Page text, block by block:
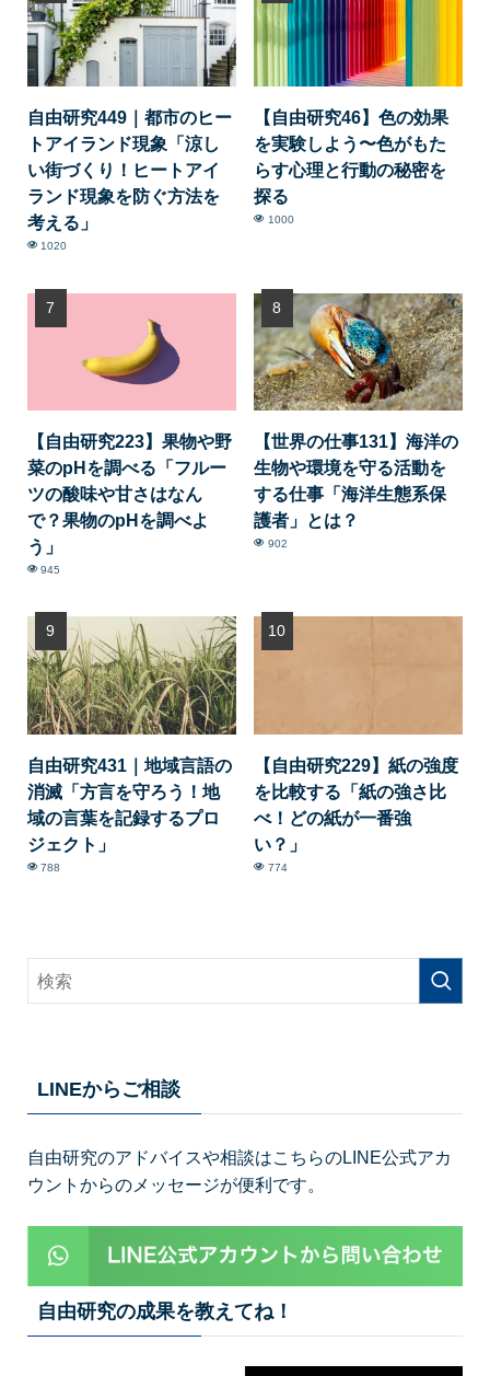
自由研究449｜都市のヒー
トアイランド現象「涼し
い街づくり！ヒートアイ
ランド現象を防ぐ方法を
考える」
1020
【自由研究46】色の効果
を実験しよう〜色がもた
らす心理と行動の秘密を
探る
1000
【自由研究223】果物や野
菜のpHを調べる「フルー
ツの酸味や甘さはなん
で？果物のpHを調べよ
う」
945
【世界の仕事131】海洋の
生物や環境を守る活動を
する仕事「海洋生態系保
護者」とは？
902
自由研究431｜地域言語の
消滅「方言を守ろう！地
域の言葉を記録するプロ
ジェクト」
788
【自由研究229】紙の強度
を比較する「紙の強さ比
べ！どの紙が一番強
い？」
774
LINEからご相談
自由研究のアドバイスや相談はこちらのLINE公式アカ
ウントからのメッセージが便利です。
自由研究の成果を教えてね！